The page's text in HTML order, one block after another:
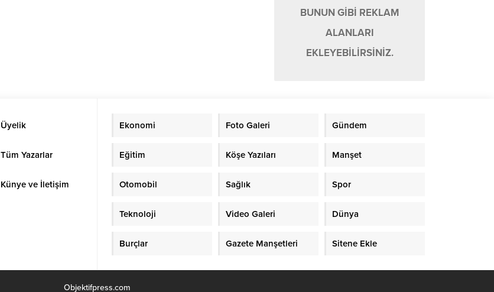
BUNUN GİBİ REKLAM
ALANLARI
EKLEYEBİLİRSİNİZ.
Üyelik
Tüm Yazarlar
Künye ve İletişim
Ekonomi Foto Galeri Gündem
Eğitim Köşe Yazıları Manşet
Otomobil Sağlık Spor
Teknoloji Video Galeri Dünya
Burçlar Gazete Manşetleri Sitene Ekle
Objektifpress.com